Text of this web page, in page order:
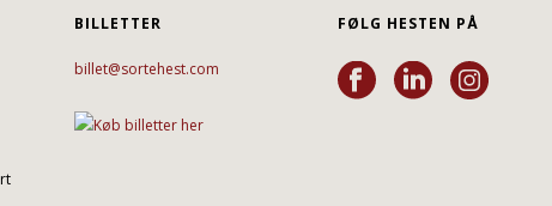
BILLETTER
billet@sortehest.com
FØLG HESTEN PÅ